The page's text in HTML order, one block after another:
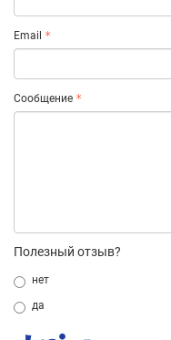
Email
Сообщение
Полезный отзыв?
нет
да